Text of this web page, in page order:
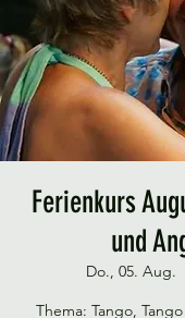
Ferienkurs
und
Do., 05. Aug.
Thema: Tango,